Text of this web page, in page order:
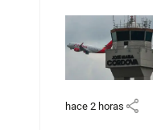
hace 2 horas share